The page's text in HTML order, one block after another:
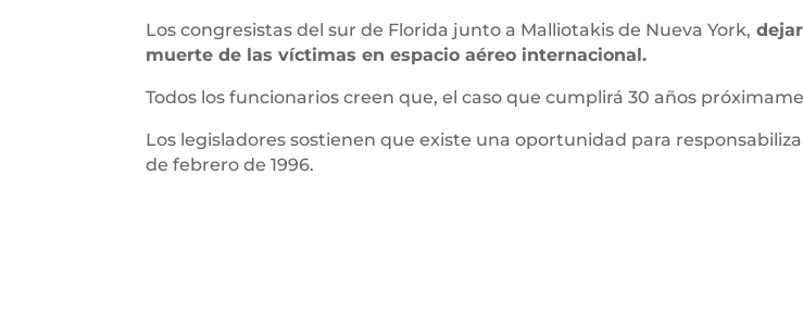
Los congresistas del sur de Florida junto a Malliotakis de Nueva York,
muerte de las víctimas en espacio aéreo internacional.
Todos los funcionarios creen que, el caso que cumplirá 30 años
Los legisladores sostienen que existe una oportunidad para
de febrero de 1996.